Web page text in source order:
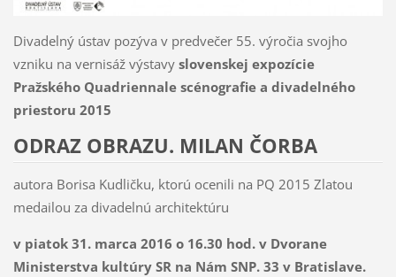
Divadelný ústav pozýva v predvečer 55. výročia svojho
vzniku na vernisáž výstavy slovenskej expozície
Pražského Quadriennale scénografie a divadelného
priestoru 2015
ODRAZ OBRAZU. MILAN ČORBA
autora Borisa Kudličku, ktorú ocenili na PQ 2015 Zlatou
medailou za divadelnú architektúru
v piatok 31. marca 2016 o 16.30 hod. v Dvorane
Ministerstva kultúry SR na Nám SNP. 33 v Bratislave.